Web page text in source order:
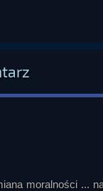
moralności ...